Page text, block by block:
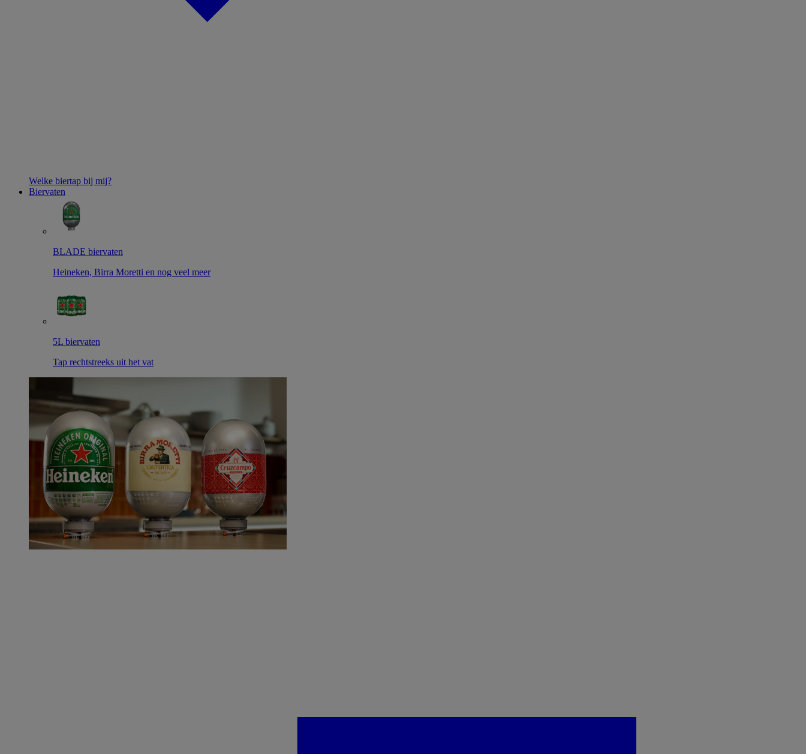
Welke biertap bij mij?
Biervaten
BLADE biervaten
Heineken, Birra Moretti en nog veel meer
5L biervaten
Tap rechtstreeks uit het vat